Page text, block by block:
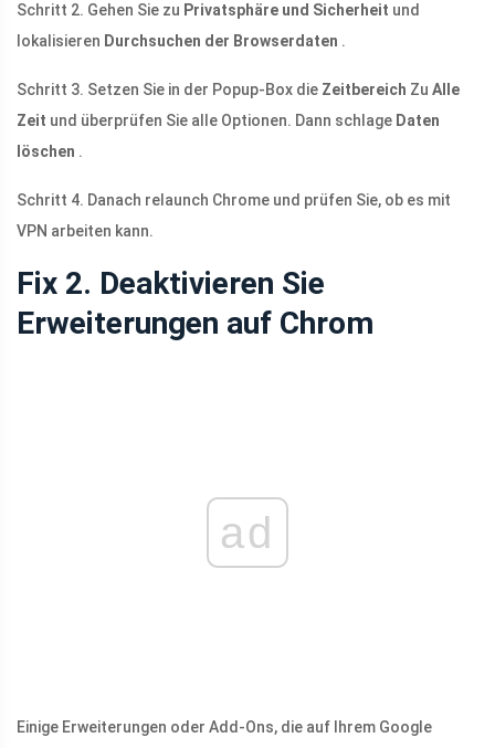
Schritt 2. Gehen Sie zu Privatsphäre und Sicherheit und
lokalisieren Durchsuchen der Browserdaten .
Schritt 3. Setzen Sie in der Popup-Box die Zeitbereich Zu Alle
Zeit und überprüfen Sie alle Optionen. Dann schlage Daten
löschen .
Schritt 4. Danach relaunch Chrome und prüfen Sie, ob es mit
VPN arbeiten kann.
Fix 2. Deaktivieren Sie
Erweiterungen auf Chrom
ad
Einige Erweiterungen oder Add-Ons, die auf Ihrem Google